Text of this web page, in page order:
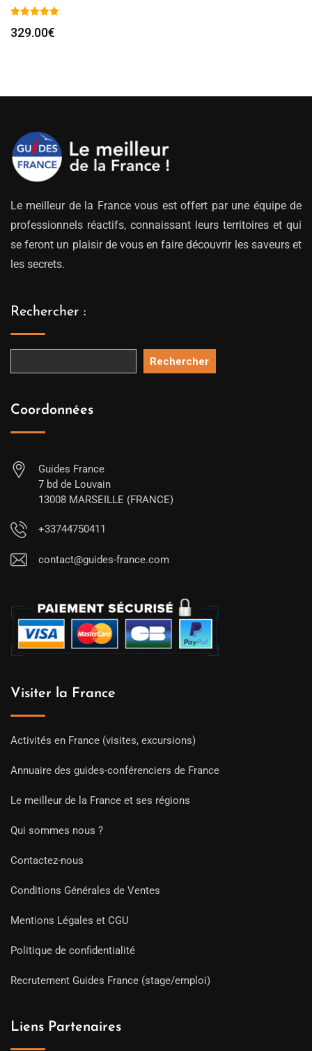
329.00€
Le meilleur de la France vous est offert par une équipe de
professionnels réactifs, connaissant leurs territoires et qui
se feront un plaisir de vous en faire découvrir les saveurs et
les secrets.
Rechercher :
Rechercher
Coordonnées
Guides France
7 bd de Louvain
13008 MARSEILLE (FRANCE)
+33744750411
contact@guides-france.com
Visiter la France
Activités en France (visites, excursions)
Annuaire des guides-conférenciers de France
Le meilleur de la France et ses régions
Qui sommes nous ?
Contactez-nous
Conditions Générales de Ventes
Mentions Légales et CGU
Politique de confidentialité
Recrutement Guides France (stage/emploi)
Liens Partenaires